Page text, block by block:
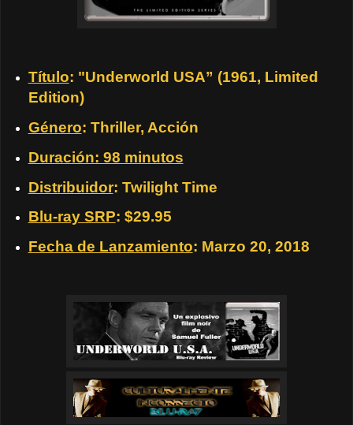
Título: "Underworld USA” (1961, Limited
Edition)
Género: Thriller, Acción
Duración: 98 minutos
Distribuidor: Twilight Time
Blu-ray SRP: $29.95
Fecha de Lanzamiento: Marzo 20, 2018